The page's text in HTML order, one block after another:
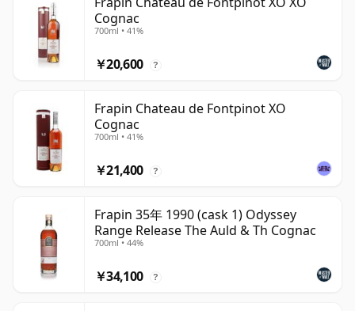
Cognac
700ml • 41%
￥20,600 ?
Frapin Chateau de Fontpinot XO
Cognac
700ml • 41%
￥21,400 ?
Frapin 35年 1990 (cask 1) Odyssey
Range Release The Auld & Th Cognac
700ml • 44%
￥34,100 ?